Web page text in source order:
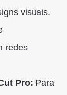
visuais.
redes
Pro: Para